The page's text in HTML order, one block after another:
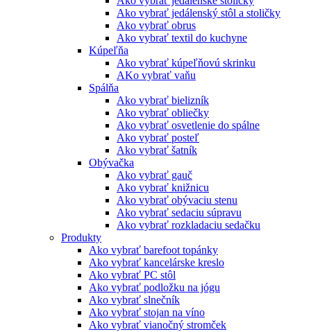
Ako vybrať jedálenský stôl a stoličky
Ako vybrať obrus
Ako vybrať textil do kuchyne
Kúpeľňa
Ako vybrať kúpeľňovú skrinku
AKo vybrať vaňu
Spálňa
Ako vybrať bielizník
Ako vybrať obliečky
Ako vybrať osvetlenie do spálne
Ako vybrať posteľ
Ako vybrať šatník
Obývačka
Ako vybrať gauč
Ako vybrať knižnicu
Ako vybrať obývaciu stenu
Ako vybrať sedaciu súpravu
Ako vybrať rozkladaciu sedačku
Produkty
Ako vybrať barefoot topánky
Ako vybrať kancelárske kreslo
Ako vybrať PC stôl
Ako vybrať podložku na jógu
Ako vybrať slnečník
Ako vybrať stojan na víno
Ako vybrať vianočný stromček